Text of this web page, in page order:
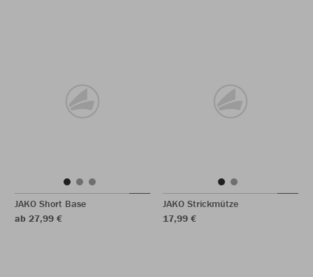
JAKO Short Base
ab 27,99 €
JAKO Strickmütze
17,99 €